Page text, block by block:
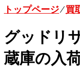
トップページ⁄買
グッドリ
蔵庫の入